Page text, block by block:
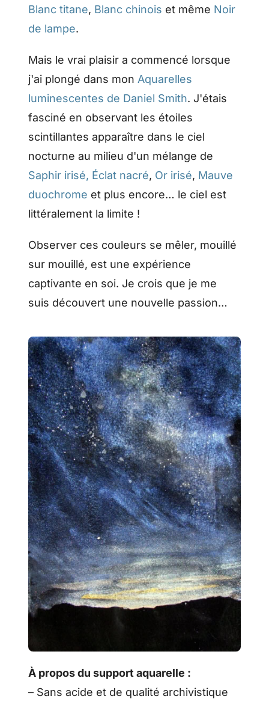
Blanc titane, Blanc chinois et même Noir
de lampe.
Mais le vrai plaisir a commencé lorsque
j'ai plongé dans mon Aquarelles
luminescentes de Daniel Smith. J'étais
fasciné en observant les étoiles
scintillantes apparaître dans le ciel
nocturne au milieu d'un mélange de
Saphir irisé, Éclat nacré, Or irisé, Mauve
duochrome et plus encore… le ciel est
littéralement la limite !
Observer ces couleurs se mêler, mouillé
sur mouillé, est une expérience
captivante en soi. Je crois que je me
suis découvert une nouvelle passion…
À propos du support aquarelle :
– Sans acide et de qualité archivistique